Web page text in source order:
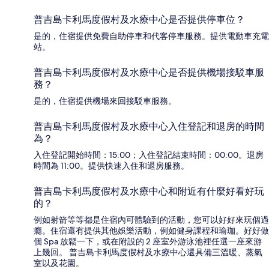
普吉島卡利馬度假村及水療中心是否提供停車位？
是的，住宿提供免費自助停車和代客停車服務。提供電動車充電
站。
普吉島卡利馬度假村及水療中心是否提供機場接駁車服
務？
是的，住宿提供機場來回接駁車服務。
普吉島卡利馬度假村及水療中心入住登記和退房的時間
為？
入住登記開始時間：15:00；入住登記結束時間：00:00。退房
時間為 11:00。提供快速入住和退房服務。
普吉島卡利馬度假村及水療中心和附近有什麼好看好玩
的？
例如射箭等等都是住宿內可體驗到的活動，您可以好好來玩個過
癮。住宿還有提供其他娛樂活動，例如健身課程和瑜珈。好好做
個 Spa 放鬆一下，或在附設的 2 座室外游泳池裡任選一座來游
上幾回。 普吉島卡利馬度假村及水療中心還具備三溫暖、蒸氣
室以及花園。